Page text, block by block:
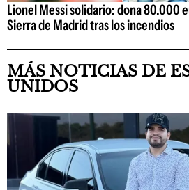
Lionel Messi solidario: dona 80.000
Sierra de Madrid tras los incendios
MÁS NOTICIAS DE
UNIDOS